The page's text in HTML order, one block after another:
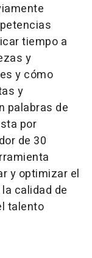
tiempo a
y
y cómo
y
palabras de
por
de 30
y optimizar el
calidad de
talento